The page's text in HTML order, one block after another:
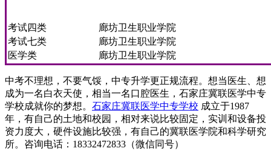
考试四类
廊坊卫生职业学院
考试七类
廊坊卫生职业学院
医学类
廊坊卫生职业学院
中考不理想，不要气馁，中专升学更正规流程。想当医生、想
成为一名白衣天使，相当一名口腔医生，石家庄冀联医学中专
学校成就你的梦想。 石家庄冀联医学中专学校 成立于1987
年，有自己的土地和校园，相对来说比较固定，实训和设备投
资力度大，硬件设施比较强，有自己的冀联医学院和科学研究
所。咨询电话：18332472833（微信同号）